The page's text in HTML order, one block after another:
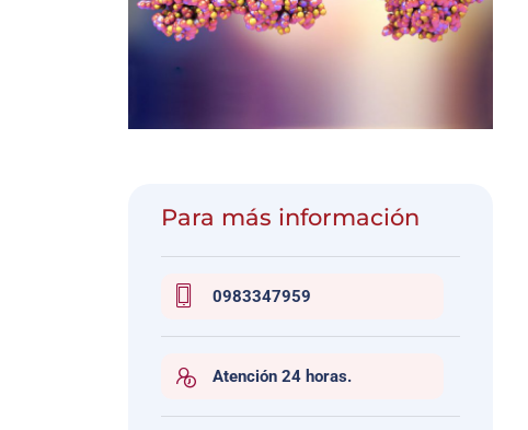
Para más información
0983347959
Atención 24 horas.